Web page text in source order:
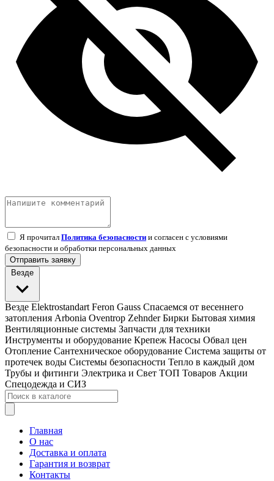
Я прочитал Политика безопасности и согласен с условиями
безопасности и обработки персональных данных
Отправить заявку
Везде
Везде Elektrostandart Feron Gauss Спасаемся от весеннего
затопления Arbonia Oventrop Zehnder Бирки Бытовая химия
Вентиляционные системы Запчасти для техники
Инструменты и оборудование Крепеж Насосы Обвал цен
Отопление Сантехническое оборудование Система защиты от
протечек воды Системы безопасности Тепло в каждый дом
Трубы и фитинги Электрика и Свет ТОП Товаров Акции
Спецодежда и СИЗ
Главная
О нас
Доставка и оплата
Гарантия и возврат
Контакты